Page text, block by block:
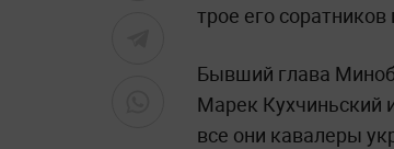
трое его
Бывший глава
Марек Кухчиньский
все они кавалеры